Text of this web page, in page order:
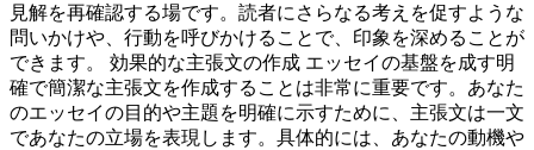
見解を再確認する場です。読者にさらなる考えを促すような
問いかけや、行動を呼びかけることで、印象を深めることが
できます。 効果的な主張文の作成 エッセイの基盤を成す明
確で簡潔な主張文を作成することは非常に重要です。あなた
のエッセイの目的や主題を明確に示すために、主張文は一文
であなたの立場を表現します。具体的には、あなたの動機や